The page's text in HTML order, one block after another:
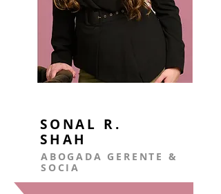
SONAL R.
SHAH
ABOGADA GERENTE &
SOCIA